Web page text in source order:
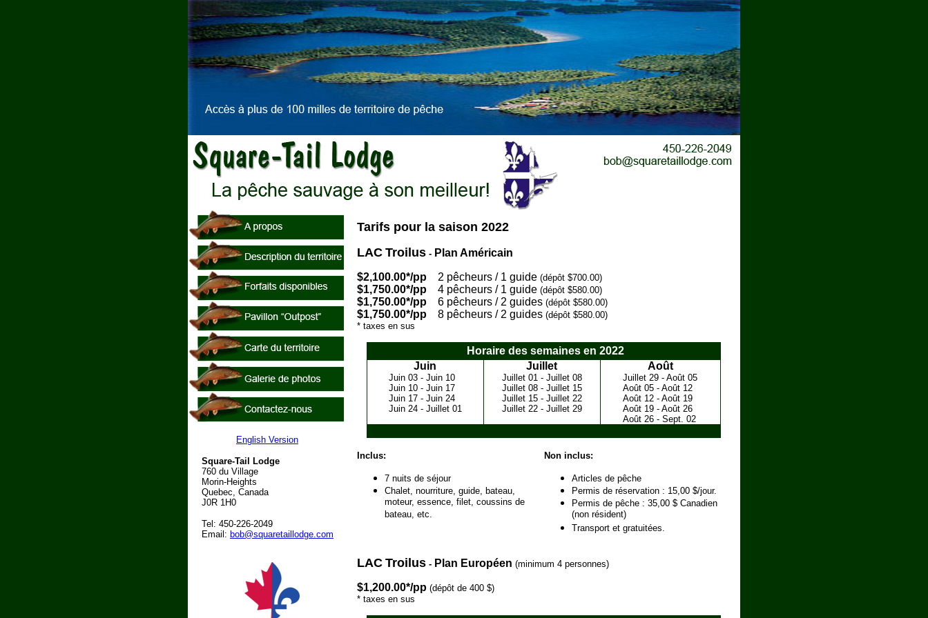
English Version
Square-Tail Lodge
760 du Village
Morin-Heights
Quebec, Canada
J0R 1H0
Tel: 450-226-2049
Email: bob@squaretaillodge.com
Tarifs pour la saison 2022
LAC Troilus - Plan Américain
$2,100.00*/pp 2 pêcheurs / 1 guide (dépôt $700.00)
$1,750.00*/pp 4 pêcheurs / 1 guide (dépôt $580.00)
$1,750.00*/pp 6 pêcheurs / 2 guides (dépôt $580.00)
$1,750.00*/pp 8 pêcheurs / 2 guides (dépôt $580.00)
* taxes en sus
Horaire des semaines en 2022
Juin
Juin 03 - Juin 10
Juin 10 - Juin 17
Juin 17 - Juin 24
Juin 24 - Juillet 01
Juillet
Juillet 01 - Juillet 08
Juillet 08 - Juillet 15
Juillet 15 - Juillet 22
Juillet 22 - Juillet 29
Août
Juillet 29 - Août 05
Août 05 - Août 12
Août 12 - Août 19
Août 19 - Août 26
Août 26 - Sept. 02
Inclus:
7 nuits de séjour
Chalet, nourriture, guide, bateau,
moteur, essence, filet, coussins de
bateau, etc.
Non inclus:
Articles de pêche
Permis de réservation : 15,00 $/jour.
Permis de pêche : 35,00 $ Canadien
(non résident)
Transport et gratuitées.
LAC Troilus - Plan Européen (minimum 4 personnes)
$1,200.00*/pp (dépôt de 400 $)
* taxes en sus